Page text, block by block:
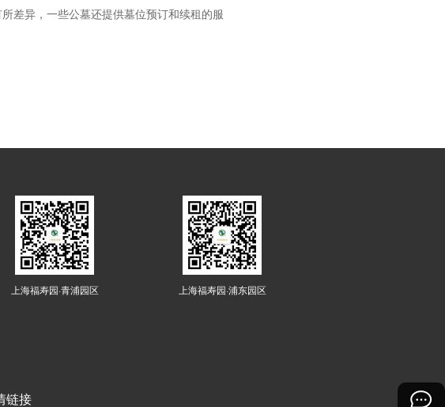
差异，一些公墓还提供墓位预订和续租的服
上海福寿园·青浦园区 上海福寿园·浦东园区
链接